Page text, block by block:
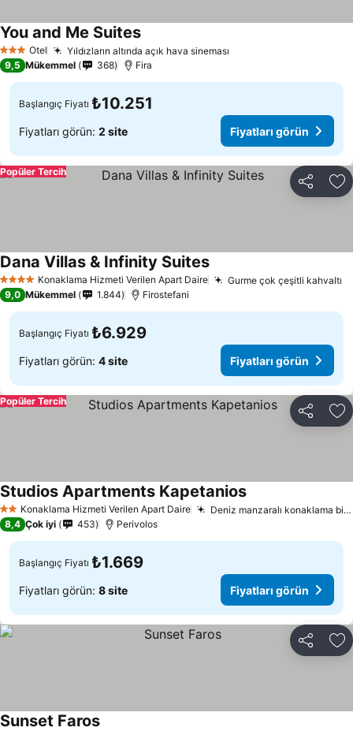
3 YıldızOtel Yıldızların altında açık hava sineması
You and Me Suites
9,5 Mükemmel 368 Fira
Başlangıç Fiyatı ₺10.251
Fiyatları görün: 2 site Fiyatları görün
Paylaş
Popüler Tercih
4 Yıldız Konaklama Hizmeti Verilen Apart Daire Gurme çok çeşitli kahvaltı
Dana Villas & Infinity Suites
9,0 Mükemmel 1.844 Firostefani
Başlangıç Fiyatı ₺6.929
Fiyatları görün: 4 site Fiyatları görün
Paylaş
Popüler Tercih
2 YıldızKonaklama Hizmeti Verilen Apart Daire Deniz manzaralı konaklama birimleri
Studios Apartments Kapetanios
8,4 Çok iyi 453 Perivolos
Başlangıç Fiyatı ₺1.669
Fiyatları görün: 8 site Fiyatları görün
Paylaş
Sunset Faros